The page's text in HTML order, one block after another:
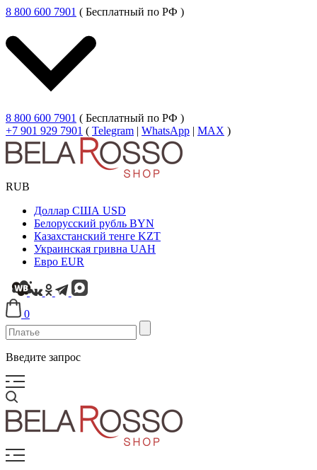
8 800 600 7901 ( Бесплатный по РФ )
8 800 600 7901 ( Бесплатный по РФ )
+7 901 929 7901 ( Telegram | WhatsApp | MAX )
RUB
Доллар США USD
Белорусский рубль BYN
Казахстанский тенге KZT
Украинская гривна UAH
Евро EUR
0
Введите запрос